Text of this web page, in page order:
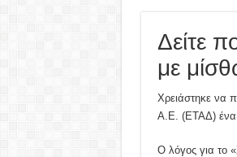
Δείτε
με
Χρειάστηκε να
Α.Ε. (ΕΤΑΔ) ένα
Ο λόγος για το